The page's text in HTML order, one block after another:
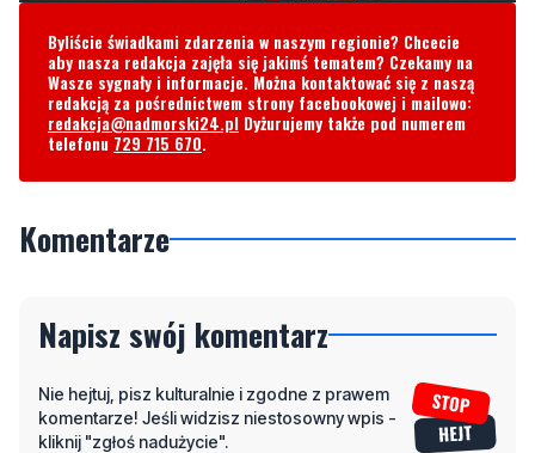
Byliście świadkami zdarzenia w naszym regionie? Chcecie
aby nasza redakcja zajęła się jakimś tematem? Czekamy na
Wasze sygnały i informacje. Można kontaktować się z naszą
redakcją za pośrednictwem strony facebookowej i mailowo:
redakcja@nadmorski24.pl Dyżurujemy także pod numerem
telefonu 729 715 670.
Komentarze
Napisz swój komentarz
Nie hejtuj, pisz kulturalnie i zgodne z prawem
komentarze! Jeśli widzisz niestosowny wpis -
kliknij "zgłoś nadużycie".